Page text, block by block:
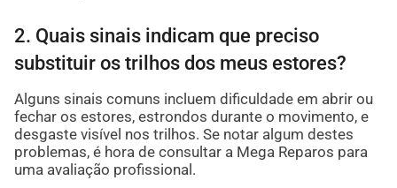
2. Quais sinais indicam que preciso
substituir os trilhos dos meus estores?
Alguns sinais comuns incluem dificuldade em abrir ou
fechar os estores, estrondos durante o movimento, e
desgaste visível nos trilhos. Se notar algum destes
problemas, é hora de consultar a Mega Reparos para
uma avaliação profissional.